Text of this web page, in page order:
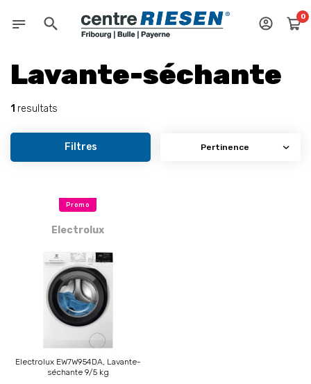
0
Lavante-séchante
1 resultats
Filtres
Promo
Electrolux
Electrolux EW7W954DA, Lavante-
séchante 9/5 kg